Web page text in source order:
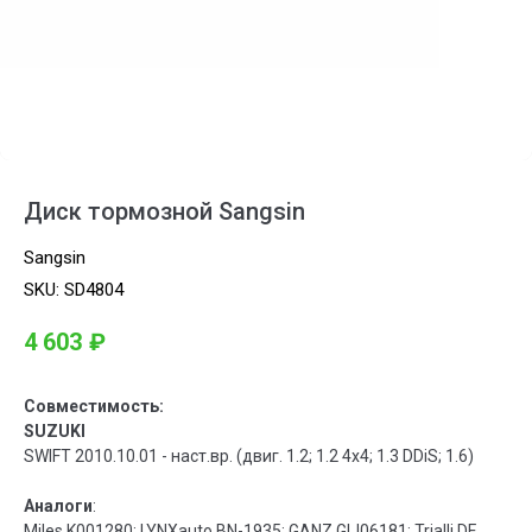
Диск тормозной Sangsin
Sangsin
SKU: SD4804
4 603 ₽
Совместимость:
SUZUKI
SWIFT 2010.10.01 - наст.вр. (двиг. 1.2; 1.2 4x4; 1.3 DDiS; 1.6)
Аналоги: